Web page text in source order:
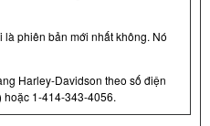
là phiên bản mới nhất không. Nó
Harley-Davidson theo số điện
1-414-343-4056.